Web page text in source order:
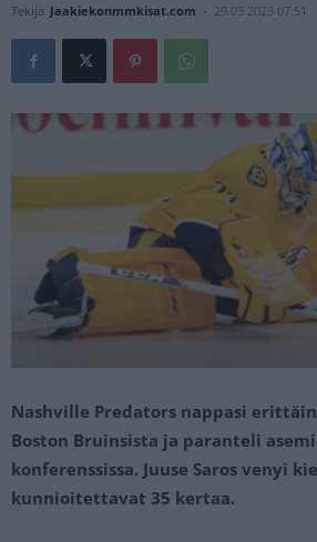
Tekijä Jaakiekonmmkisat.com - 29.03.2023 07:51
Nashville Predators nappasi
Boston Bruinsista ja paranteli
konferenssissa. Juuse Saros venyi
kunnioitettavat 35 kertaa.